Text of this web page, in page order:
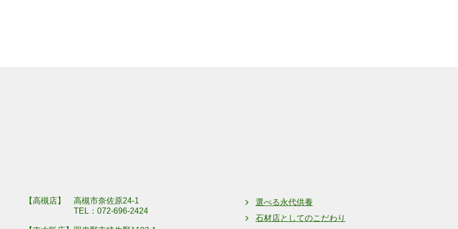
【高槻店】 高槻市奈佐原24-1
TEL： 072-696-2424
選べる永代供養
石材店としてのこだわり